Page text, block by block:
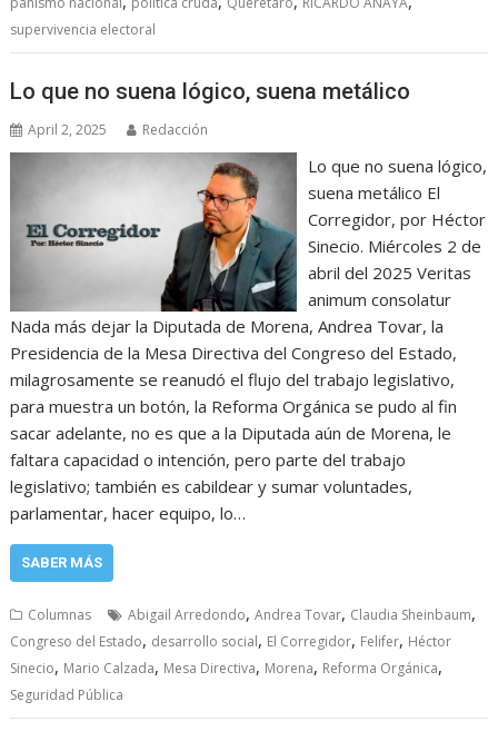
supervivencia electoral
Lo que no suena lógico, suena metálico
April 2, 2025 Redacción
Lo que no suena lógico,
suena metálico El
Corregidor, por Héctor
Sinecio. Miércoles 2 de
abril del 2025 Veritas
animum consolatur
Nada más dejar la Diputada de Morena, Andrea Tovar, la
Presidencia de la Mesa Directiva del Congreso del Estado,
milagrosamente se reanudó el flujo del trabajo legislativo,
para muestra un botón, la Reforma Orgánica se pudo al fin
sacar adelante, no es que a la Diputada aún de Morena, le
faltara capacidad o intención, pero parte del trabajo
legislativo; también es cabildear y sumar voluntades,
parlamentar, hacer equipo, lo…
SABER MÁS
Columnas Abigail Arredondo,Andrea Tovar, Claudia Sheinbaum,
Congreso del Estado, desarrollo social, El Corregidor, Felifer, Héctor
Sinecio, Mario Calzada, Mesa Directiva, Morena, Reforma Orgánica,
Seguridad Pública